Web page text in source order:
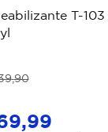
T-103
,90
,99